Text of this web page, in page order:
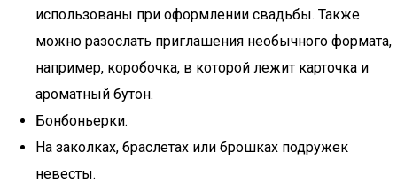
использованы при оформлении свадьбы. Также
можно разослать приглашения необычного формата,
например, коробочка, в которой лежит карточка и
ароматный бутон.
Бонбоньерки.
На заколках, браслетах или брошках подружек
невесты.